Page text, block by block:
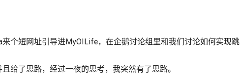
个短网址引导进MyOILife，在企鹅讨论组里和我们讨论如何实现跳
给了思路，经过一夜的思考，我突然有了思路。